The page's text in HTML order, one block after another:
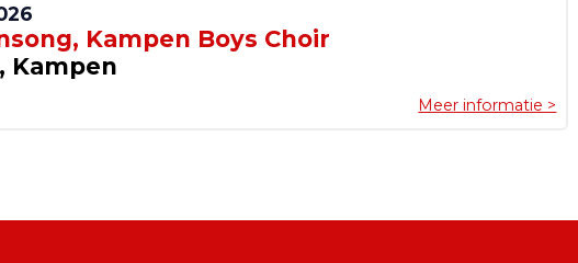
Kampen Boys Choir
Kampen
Meer informatie >